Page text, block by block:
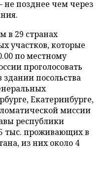
не позднее чем через
в 29 странах
участков, которые
по местному
проголосовать
посольства
Екатеринбурге,
миссии
республики
тыс. проживающих в
из них около 4